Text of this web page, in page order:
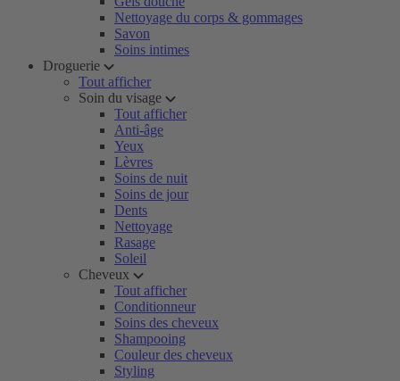
Nettoyage du corps & gommages
Savon
Soins intimes
Droguerie
Tout afficher
Soin du visage
Tout afficher
Anti-âge
Yeux
Lèvres
Soins de nuit
Soins de jour
Dents
Nettoyage
Rasage
Soleil
Cheveux
Tout afficher
Conditionneur
Soins des cheveux
Shampooing
Couleur des cheveux
Styling